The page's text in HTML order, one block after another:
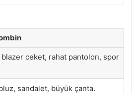
ceket, rahat pantolon, spor
sandalet, büyük çanta.